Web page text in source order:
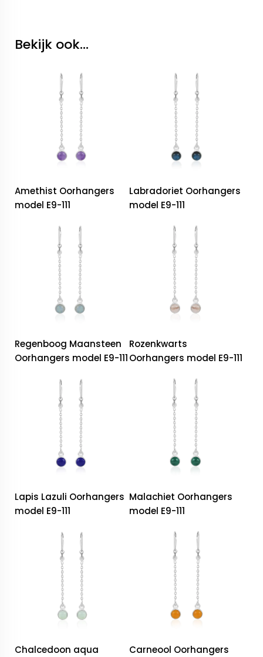
Bekijk ook...
Amethist Oorhangers
model E9-111
Labradoriet Oorhangers
model E9-111
Regenboog Maansteen
Oorhangers model E9-111
Rozenkwarts
Oorhangers model E9-111
Lapis Lazuli Oorhangers
model E9-111
Malachiet Oorhangers
model E9-111
Chalcedoon aqua
Carneool Oorhangers